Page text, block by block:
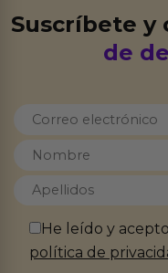
Suscríbete
de
He leído y
política de